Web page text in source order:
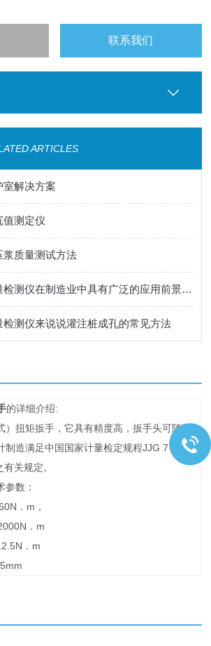
联系我们
ARTICLES
室解决方案
值测定仪
浆质量测试方法
超声波成孔质量检测仪在制造业中具有广泛的应用前景和市场需求
检测仪来说说灌注桩成孔的常见方法
的详细介绍:
）扭矩扳手，它具有精度高，扳手头可随意
制造满足中国国家计量检定规程JJG 7 0 7-9
关规定。
参数：
．m，
．m
．m